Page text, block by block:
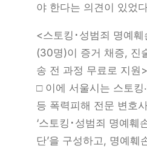
야 한다는 의견이 있었
<스토킹･성범죄 명예
(30명)이 증거 채증, 진
송 전 과정 무료로 지원>
□ 이에 서울시는 스토킹
등 폭력피해 전문 변호
‘스토킹･성범죄 명예훼
단’을 구성하고, 명예훼